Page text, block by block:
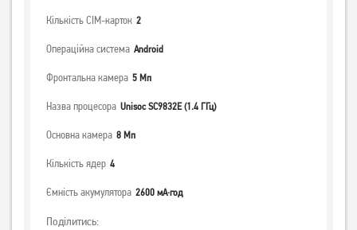
Кількість СІМ-карток 2
Операційна система Android
Фронтальна камера 5 Мп
Назва процесора Unisoc SC9832E (1.4 ГГц)
Основна камера 8 Мп
Кількість ядер 4
Ємність акумулятора 2600 мА·год
Поділитись: